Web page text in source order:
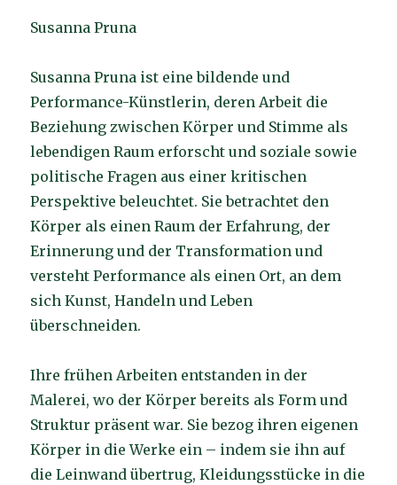
Susanna Pruna
Susanna Pruna ist eine bildende und
Performance-Künstlerin, deren Arbeit die
Beziehung zwischen Körper und Stimme als
lebendigen Raum erforscht und soziale sowie
politische Fragen aus einer kritischen
Perspektive beleuchtet. Sie betrachtet den
Körper als einen Raum der Erfahrung, der
Erinnerung und der Transformation und
versteht Performance als einen Ort, an dem
sich Kunst, Handeln und Leben
überschneiden.
Ihre frühen Arbeiten entstanden in der
Malerei, wo der Körper bereits als Form und
Struktur präsent war. Sie bezog ihren eigenen
Körper in die Werke ein – indem sie ihn auf
die Leinwand übertrug, Kleidungsstücke in die